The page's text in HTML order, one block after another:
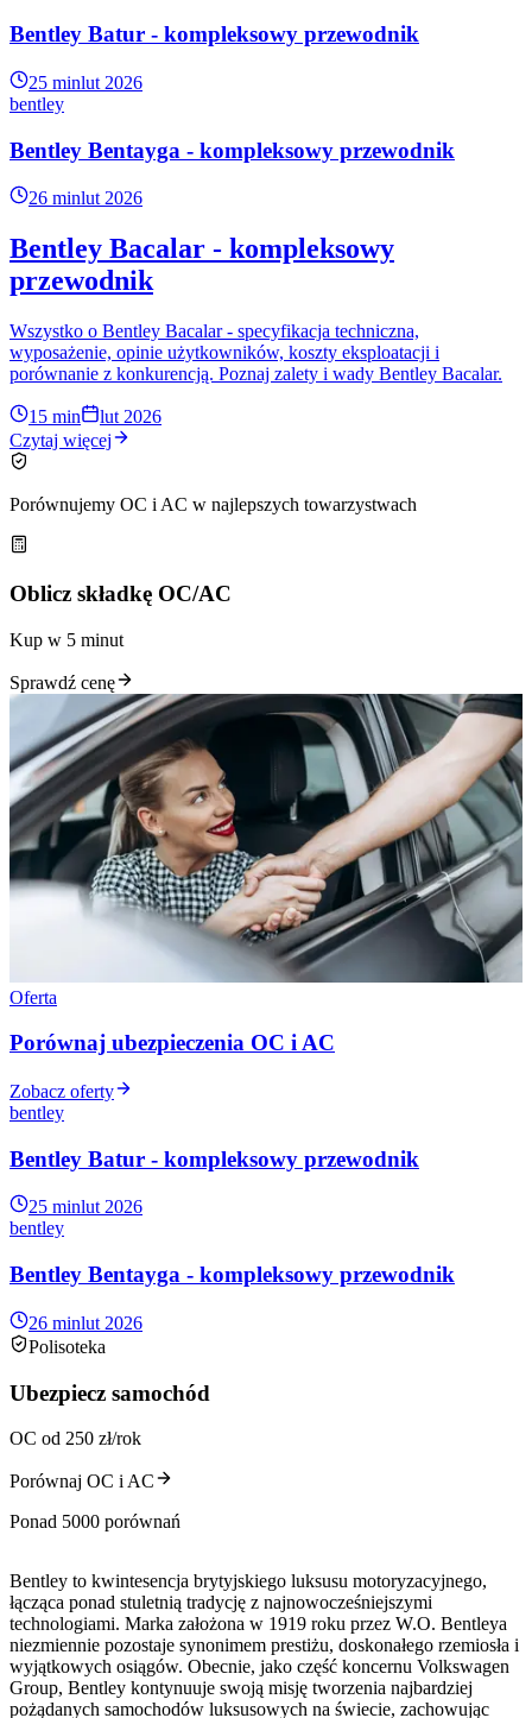
Bentley Batur - kompleksowy przewodnik
25 minlut 2026
bentley
Bentley Bentayga - kompleksowy przewodnik
26 minlut 2026
Bentley Bacalar - kompleksowy
przewodnik
Wszystko o Bentley Bacalar - specyfikacja techniczna,
wyposażenie, opinie użytkowników, koszty eksploatacji i
porównanie z konkurencją. Poznaj zalety i wady Bentley Bacalar.
15 min
lut 2026
Czytaj więcej
Porównujemy OC i AC w najlepszych towarzystwach
Oblicz składkę OC/AC
Kup w 5 minut
Sprawdź cenę
Oferta
Porównaj ubezpieczenia OC i AC
Zobacz oferty
bentley
Bentley Batur - kompleksowy przewodnik
25 minlut 2026
bentley
Bentley Bentayga - kompleksowy przewodnik
26 minlut 2026
Polisoteka
Ubezpiecz samochód
OC od 250 zł/rok
Porównaj OC i AC
Ponad 5000 porównań
Bentley to kwintesencja brytyjskiego luksusu motoryzacyjnego,
łącząca ponad stuletnią tradycję z najnowocześniejszymi
technologiami. Marka założona w 1919 roku przez W.O. Bentleya
niezmiennie pozostaje synonimem prestiżu, doskonałego rzemiosła i
wyjątkowych osiągów. Obecnie, jako część koncernu Volkswagen
Group, Bentley kontynuuje swoją misję tworzenia najbardziej
pożądanych samochodów luksusowych na świecie, zachowując